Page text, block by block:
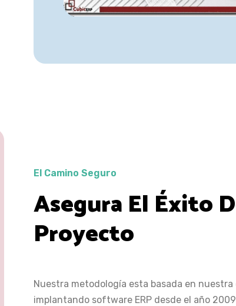
El Camino Seguro
Asegura El Éxito
Proyecto
Nuestra metodología esta basada en nuestra
implantando software ERP desde el año